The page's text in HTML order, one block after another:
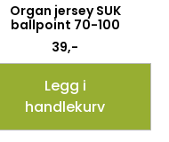
Organ jersey SUK
ballpoint 70-100
39,-
Legg i
handlekurv